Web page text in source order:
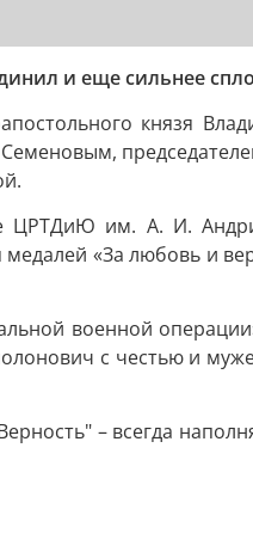
и еще сильнее
князя
им. А. И.
«За любовь и
военной
с честью и
– всегда